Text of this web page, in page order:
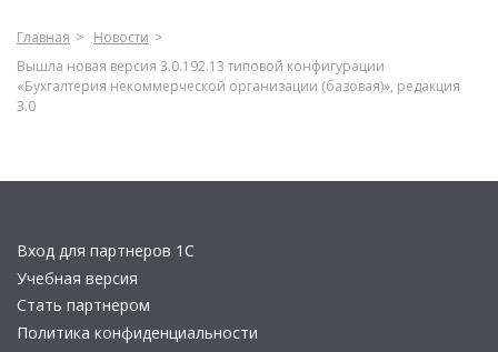
Главная
Новости
Вышла новая версия 3.0.192.13 типовой конфигурации
«Бухгалтерия некоммерческой организации (базовая)», редакция
3.0
Вход для партнеров 1С
Учебная версия
Стать партнером
Политика конфиденциальности